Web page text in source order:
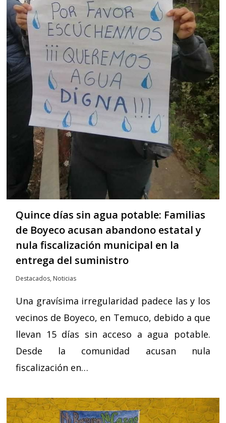
Quince días sin agua potable: Familias
de Boyeco acusan abandono estatal y
nula fiscalización municipal en la
entrega del suministro
Destacados, Noticias
Una gravísima irregularidad padece las y los
vecinos de Boyeco, en Temuco, debido a que
llevan 15 días sin acceso a agua potable.
Desde la comunidad acusan nula
fiscalización en…